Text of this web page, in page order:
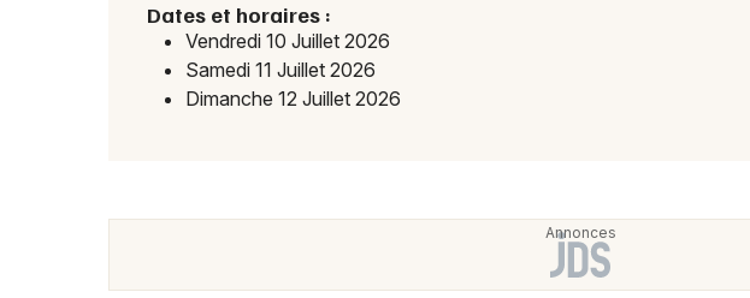
Dates et horaires :
Vendredi 10 Juillet 2026
Samedi 11 Juillet 2026
Dimanche 12 Juillet 2026